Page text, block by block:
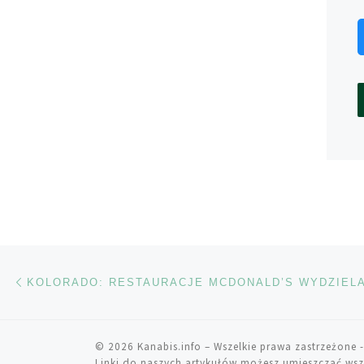
Nawigacja wpisu
© 2026 Kanabis.info – Wszelkie prawa zastrzeżone